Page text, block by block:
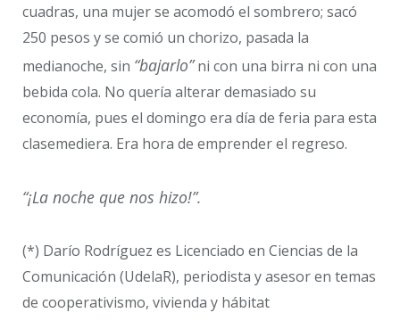
cuadras, una mujer se acomodó el sombrero; sacó
250 pesos y se comió un chorizo, pasada la
medianoche, sin “bajarlo”ni con una birra ni con una
bebida cola. No quería alterar demasiado su
economía, pues el domingo era día de feria para esta
clasemediera. Era hora de emprender el regreso.
“¡La noche que nos hizo!”.
(*) Darío Rodríguez es Licenciado en Ciencias de la
Comunicación (UdelaR), periodista y asesor en temas
de cooperativismo, vivienda y hábitat